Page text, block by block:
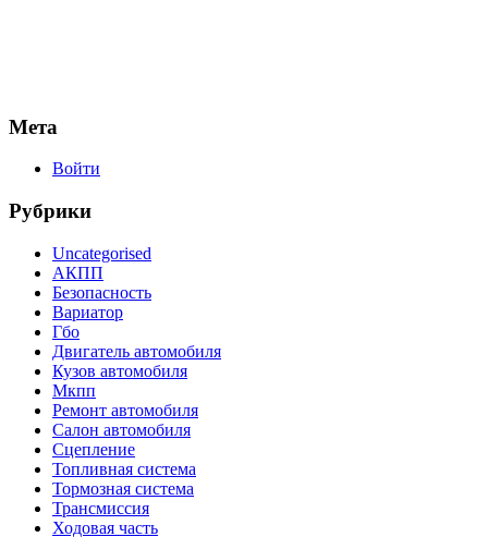
Мета
Войти
Рубрики
Uncategorised
АКПП
Безопасность
Вариатор
Гбо
Двигатель автомобиля
Кузов автомобиля
Мкпп
Ремонт автомобиля
Салон автомобиля
Сцепление
Топливная система
Тормозная система
Трансмиссия
Ходовая часть